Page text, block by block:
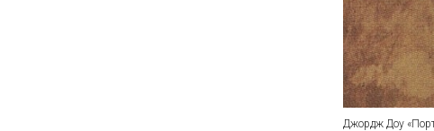
Джордж Доу